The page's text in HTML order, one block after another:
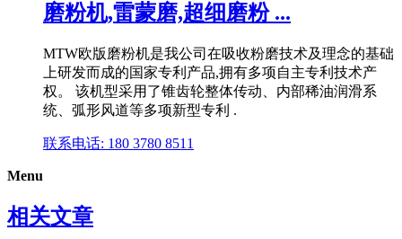
磨粉机,雷蒙磨,超细磨粉 ...
MTW欧版磨粉机是我公司在吸收粉磨技术及理念的基础
上研发而成的国家专利产品,拥有多项自主专利技术产
权。 该机型采用了锥齿轮整体传动、内部稀油润滑系
统、弧形风道等多项新型专利 .
联系电话: 180 3780 8511
Menu
相关文章